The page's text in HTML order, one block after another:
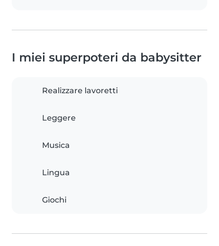
I miei superpoteri da babysitter
Realizzare lavoretti
Leggere
Musica
Lingua
Giochi